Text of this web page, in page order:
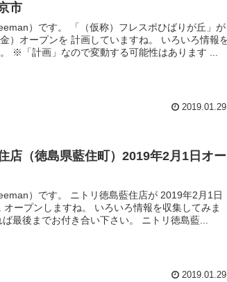
市
称）フレスポひばりが丘」が
ープンを 計画していますね。 いろいろ情報を
2019.01.29
店（徳島県藍住町）2019年2月1日オー
徳島藍住店が 2019年2月1日
すね。 いろいろ情報を収集してみま
した。 よろしければ最後までお付き合い下さい。 ニトリ徳島藍...
2019.01.29